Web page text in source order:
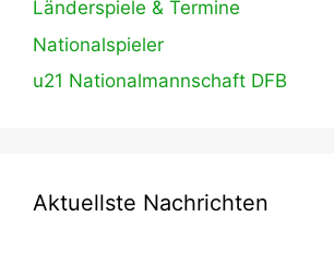
Länderspiele & Termine
Nationalspieler
u21 Nationalmannschaft DFB
Aktuellste Nachrichten